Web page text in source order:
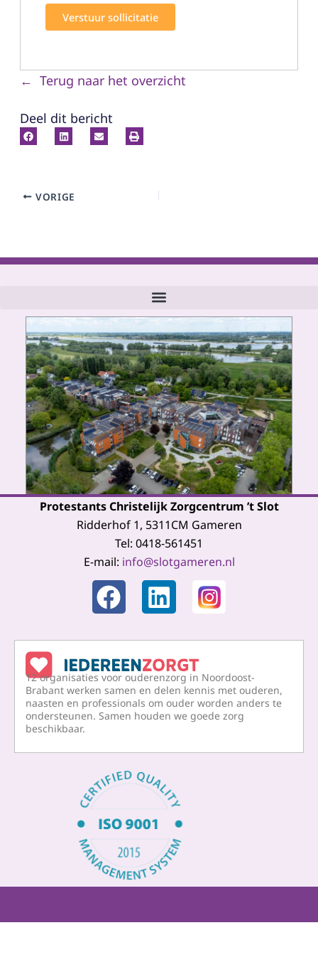
Terug naar het overzicht
Deel dit bericht
VORIGE
Protestants Christelijk Zorgcentrum ’t Slot
Ridderhof 1, 5311CM Gameren
Tel: 0418-561451
E-mail: info@slotgameren.nl
F
a
c
e
b
o
k
L
i
n
k
e
d
n
12 organisaties voor ouderenzorg in Noordoost-
Brabant werken samen en delen kennis met ouderen,
naasten en professionals om ouder worden anders te
ondersteunen. Samen houden we goede zorg
beschikbaar.